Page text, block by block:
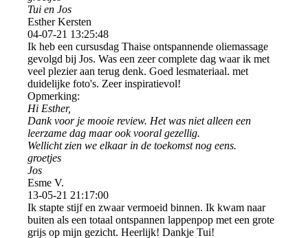
Tui en Jos
Esther Kersten
04-07-21 13:25:48
Ik heb een cursusdag Thaise ontspannende oliemassage
gevolgd bij Jos. Was een zeer complete dag waar ik met
veel plezier aan terug denk. Goed lesmateriaal. met
duidelijke foto's. Zeer inspiratievol!
Opmerking:
Hi Esther,
Dank voor je mooie review. Het was niet alleen een
leerzame dag maar ook vooral gezellig.
Wellicht zien we elkaar in de toekomst nog eens.
groetjes
Jos
Esme V.
13-05-21 21:17:00
Ik stapte stijf en zwaar vermoeid binnen. Ik kwam naar
buiten als een totaal ontspannen lappenpop met een grote
grijs op mijn gezicht. Heerlijk! Dankje Tui!